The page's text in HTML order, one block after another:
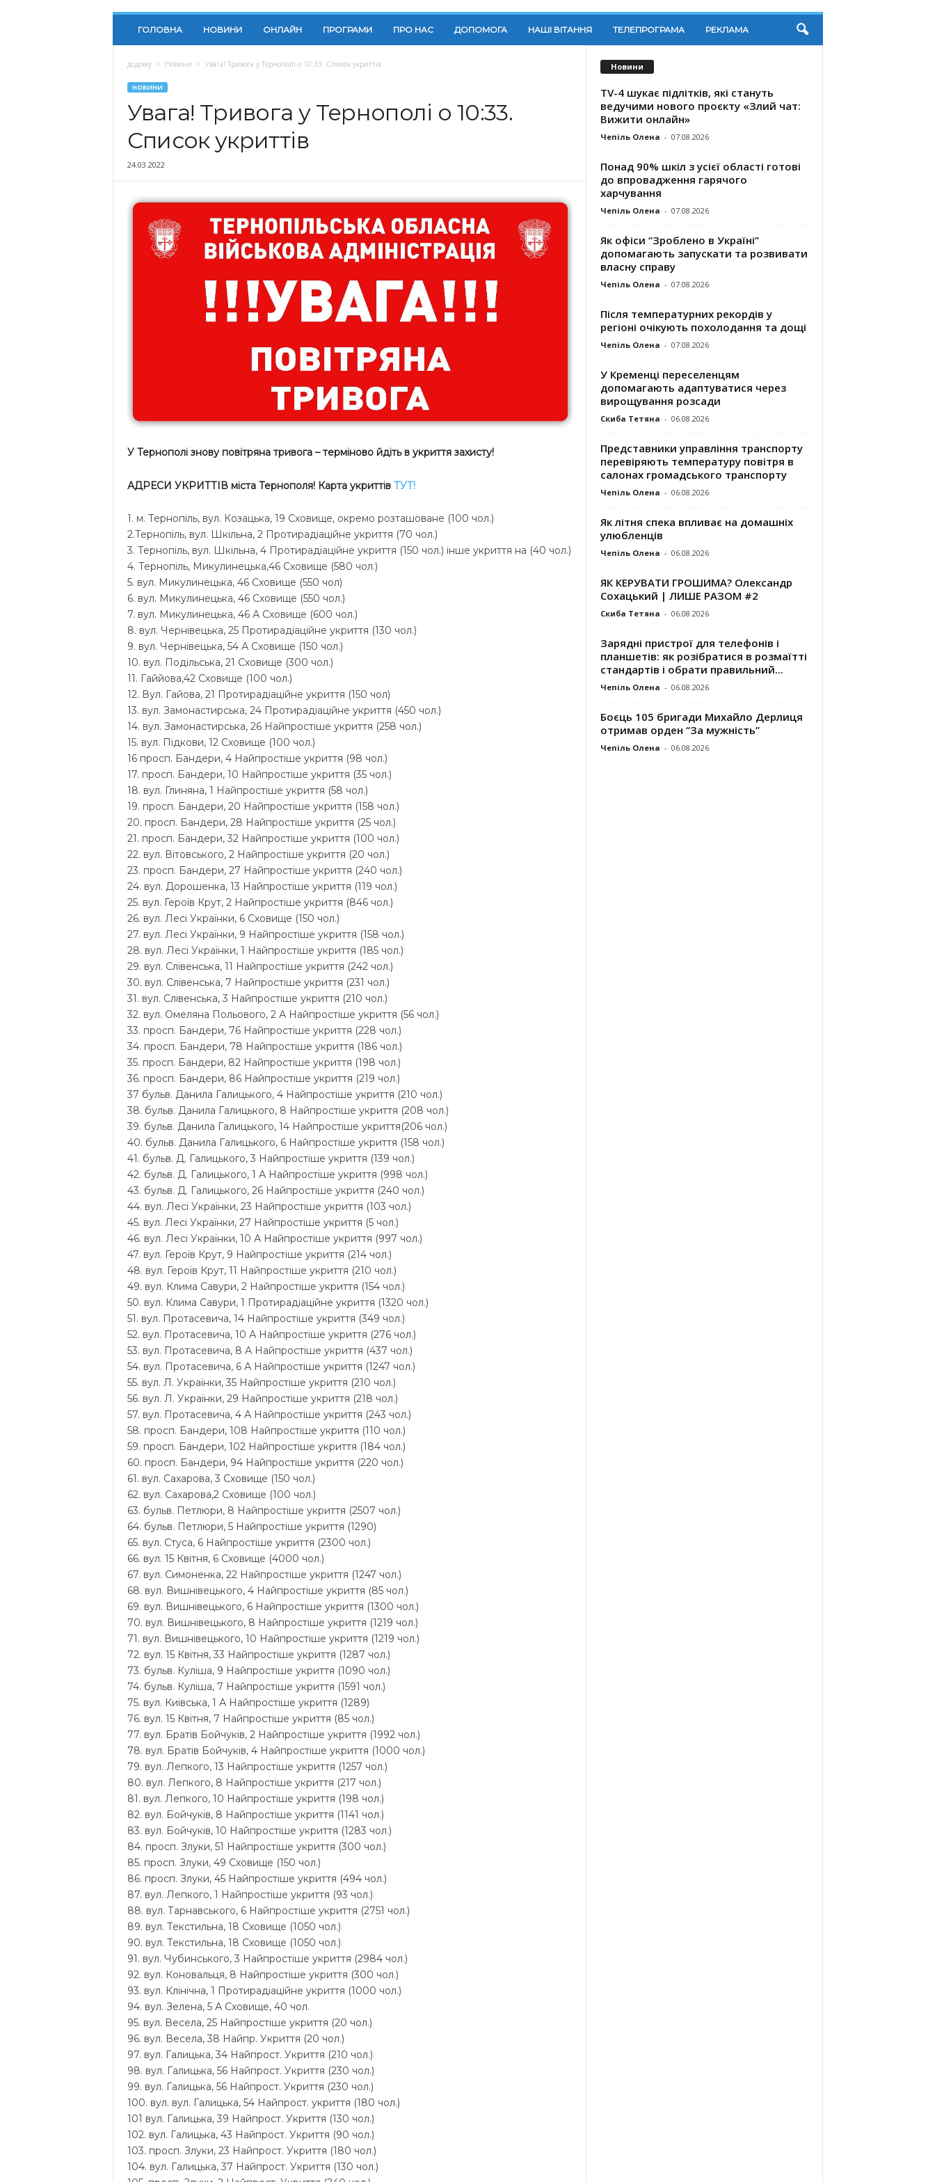
ГОЛОВНА НОВИНИ ОНЛАЙН ПРОГРАМИ ПРО НАС ДОПОМОГА НАШІ ВІТАННЯ ТЕЛЕПРОГРАМА РЕКЛАМА
додому Новини Увага! Тривога у Тернополі о 10:33. Список укриттів
НОВИНИ
Увага! Тривога у Тернополі о 10:33.
Список укриттів
24.03.2022
У Тернополі знову повітряна тривога – терміново йдіть в укриття захисту!
АДРЕСИ УКРИТТІВ міста Тернополя! Карта укриттів ТУТ!
1. м. Тернопіль, вул. Козацька, 19 Сховище, окремо розташоване (100 чол.)
2.Тернопіль, вул. Шкільна, 2 Протирадіаційне укриття (70 чол.)
3. Тернопіль, вул. Шкільна, 4 Протирадіаційне укриття (150 чол.) інше укриття на (40 чол.)
4. Тернопіль, Микулинецька,46 Сховище (580 чол.)
5. вул. Микулинецька, 46 Сховище (550 чол)
6. вул. Микулинецька, 46 Сховище (550 чол.)
7. вул. Микулинецька, 46 А Сховище (600 чол.)
8. вул. Чернівецька, 25 Протирадіаційне укриття (130 чол.)
9. вул. Чернівецька, 54 А Сховище (150 чол.)
10. вул. Подільська, 21 Сховище (300 чол.)
11. Гаййова,42 Сховище (100 чол.)
12. Вул. Гайова, 21 Протирадіаційне укриття (150 чол)
13. вул. Замонастирська, 24 Протирадіаційне укриття (450 чол.)
14. вул. Замонастирська, 26 Найпростіше укриття (258 чол.)
15. вул. Підкови, 12 Сховище (100 чол.)
16 просп. Бандери, 4 Найпростіше укриття (98 чол.)
17. просп. Бандери, 10 Найпростіше укриття (35 чол.)
18. вул. Глиняна, 1 Найпростіше укриття (58 чол.)
19. просп. Бандери, 20 Найпростіше укриття (158 чол.)
20. просп. Бандери, 28 Найпростіше укриття (25 чол.)
21. просп. Бандери, 32 Найпростіше укриття (100 чол.)
22. вул. Вітовського, 2 Найпростіше укриття (20 чол.)
23. просп. Бандери, 27 Найпростіше укриття (240 чол.)
24. вул. Дорошенка, 13 Найпростіше укриття (119 чол.)
25. вул. Героїв Крут, 2 Найпростіше укриття (846 чол.)
26. вул. Лесі Українки, 6 Сховище (150 чол.)
27. вул. Лесі Українки, 9 Найпростіше укриття (158 чол.)
28. вул. Лесі Українки, 1 Найпростіше укриття (185 чол.)
29. вул. Слівенська, 11 Найпростіше укриття (242 чол.)
30. вул. Слівенська, 7 Найпростіше укриття (231 чол.)
31. вул. Слівенська, 3 Найпростіше укриття (210 чол.)
32. вул. Омеляна Польового, 2 А Найпростіше укриття (56 чол.)
33. просп. Бандери, 76 Найпростіше укриття (228 чол.)
34. просп. Бандери, 78 Найпростіше укриття (186 чол.)
35. просп. Бандери, 82 Найпростіше укриття (198 чол.)
36. просп. Бандери, 86 Найпростіше укриття (219 чол.)
37 бульв. Данила Галицького, 4 Найпростіше укриття (210 чол.)
38. бульв. Данила Галицького, 8 Найпростіше укриття (208 чол.)
39. бульв. Данила Галицького, 14 Найпростіше укриття(206 чол.)
40. бульв. Данила Галицького, 6 Найпростіше укриття (158 чол.)
41. бульв. Д. Галицького, 3 Найпростіше укриття (139 чол.)
42. бульв. Д. Галицького, 1 А Найпростіше укриття (998 чол.)
43. бульв. Д. Галицького, 26 Найпростіше укриття (240 чол.)
44. вул. Лесі Українки, 23 Найпростіше укриття (103 чол.)
45. вул. Лесі Українки, 27 Найпростіше укриття (5 чол.)
46. вул. Лесі Українки, 10 А Найпростіше укриття (997 чол.)
47. вул. Героїв Крут, 9 Найпростіше укриття (214 чол.)
48. вул. Героїв Крут, 11 Найпростіше укриття (210 чол.)
49. вул. Клима Савури, 2 Найпростіше укриття (154 чол.)
50. вул. Клима Савури, 1 Протирадіаційне укриття (1320 чол.)
51. вул. Протасевича, 14 Найпростіше укриття (349 чол.)
52. вул. Протасевича, 10 А Найпростіше укриття (276 чол.)
53. вул. Протасевича, 8 А Найпростіше укриття (437 чол.)
54. вул. Протасевича, 6 А Найпростіше укриття (1247 чол.)
55. вул. Л. Українки, 35 Найпростіше укриття (210 чол.)
56. вул. Л. Українки, 29 Найпростіше укриття (218 чол.)
57. вул. Протасевича, 4 А Найпростіше укриття (243 чол.)
58. просп. Бандери, 108 Найпростіше укриття (110 чол.)
59. просп. Бандери, 102 Найпростіше укриття (184 чол.)
60. просп. Бандери, 94 Найпростіше укриття (220 чол.)
61. вул. Сахарова, 3 Сховище (150 чол.)
62. вул. Сахарова,2 Сховище (100 чол.)
63. бульв. Петлюри, 8 Найпростіше укриття (2507 чол.)
64. бульв. Петлюри, 5 Найпростіше укриття (1290)
65. вул. Стуса, 6 Найпростіше укриття (2300 чол.)
66. вул. 15 Квітня, 6 Сховище (4000 чол.)
67. вул. Симоненка, 22 Найпростіше укриття (1247 чол.)
68. вул. Вишнівецького, 4 Найпростіше укриття (85 чол.)
69. вул. Вишнівецького, 6 Найпростіше укриття (1300 чол.)
70. вул. Вишнівецького, 8 Найпростіше укриття (1219 чол.)
71. вул. Вишнівецького, 10 Найпростіше укриття (1219 чол.)
72. вул. 15 Квітня, 33 Найпростіше укриття (1287 чол.)
73. бульв. Куліша, 9 Найпростіше укриття (1090 чол.)
74. бульв. Куліша, 7 Найпростіше укриття (1591 чол.)
75. вул. Київська, 1 А Найпростіше укриття (1289)
76. вул. 15 Квітня, 7 Найпростіше укриття (85 чол.)
77. вул. Братів Бойчуків, 2 Найпростіше укриття (1992 чол.)
78. вул. Братів Бойчуків, 4 Найпростіше укриття (1000 чол.)
79. вул. Лепкого, 13 Найпростіше укриття (1257 чол.)
80. вул. Лепкого, 8 Найпростіше укриття (217 чол.)
81. вул. Лепкого, 10 Найпростіше укриття (198 чол.)
82. вул. Бойчуків, 8 Найпростіше укриття (1141 чол.)
83. вул. Бойчуків, 10 Найпростіше укриття (1283 чол.)
84. просп. Злуки, 51 Найпростіше укриття (300 чол.)
85. просп. Злуки, 49 Сховище (150 чол.)
86. просп. Злуки, 45 Найпростіше укриття (494 чол.)
87. вул. Лепкого, 1 Найпростіше укриття (93 чол.)
88. вул. Тарнавського, 6 Найпростіше укриття (2751 чол.)
89. вул. Текстильна, 18 Сховище (1050 чол.)
90. вул. Текстильна, 18 Сховище (1050 чол.)
91. вул. Чубинського, 3 Найпростіше укриття (2984 чол.)
92. вул. Коновальця, 8 Найпростіше укриття (300 чол.)
93. вул. Клінічна, 1 Протирадіаційне укриття (1000 чол.)
94. вул. Зелена, 5 А Сховище, 40 чол.
95. вул. Весела, 25 Найпростіше укриття (20 чол.)
96. вул. Весела, 38 Найпр. Укриття (20 чол.)
97. вул. Галицька, 34 Найпрост. Укриття (210 чол.)
98. вул. Галицька, 56 Найпрост. Укриття (230 чол.)
99. вул. Галицька, 56 Найпрост. Укриття (230 чол.)
100. вул. вул. Галицька, 54 Найпрост. укриття (180 чол.)
101 вул. Галицька, 39 Найпрост. Укриття (130 чол.)
102. вул. Галицька, 43 Найпрост. Укриття (90 чол.)
103. просп. Злуки, 23 Найпрост. Укриття (180 чол.)
104. вул. Галицька, 37 Найпрост. Укриття (130 чол.)
Новини
TV-4 шукає підлітків, які стануть
ведучими нового проєкту «Злий чат:
Вижити онлайн»
Чепіль Олена - 07.08.2026
Понад 90% шкіл з усієї області готові
до впровадження гарячого
харчування
Чепіль Олена - 07.08.2026
Як офіси “Зроблено в Україні”
допомагають запускaти та розвивати
власну справу
Чепіль Олена - 07.08.2026
Після температурних рекордів у
регіоні очікують похолодання та дощі
Чепіль Олена - 07.08.2026
У Кременці переселенцям
допомагають адаптуватися через
вирощування розсади
Скиба Тетяна - 06.08.2026
Представники управління транспорту
перевіряють температуру повітря в
салонах громадського транспорту
Чепіль Олена - 06.08.2026
Як літня спека впливає на домашніх
улюбленців
Чепіль Олена - 06.08.2026
ЯК КЕРУВАТИ ГРОШИМА? Олександр
Сохацький | ЛИШЕ РАЗОМ #2
Скиба Тетяна - 06.08.2026
Зарядні пристрої для телефонів і
планшетів: як розібратися в розмаїтті
стандартів і обрати правильний...
Чепіль Олена - 06.08.2026
Боєць 105 бригади Михайло Дерлиця
отримав орден “За мужність”
Чепіль Олена - 06.08.2026